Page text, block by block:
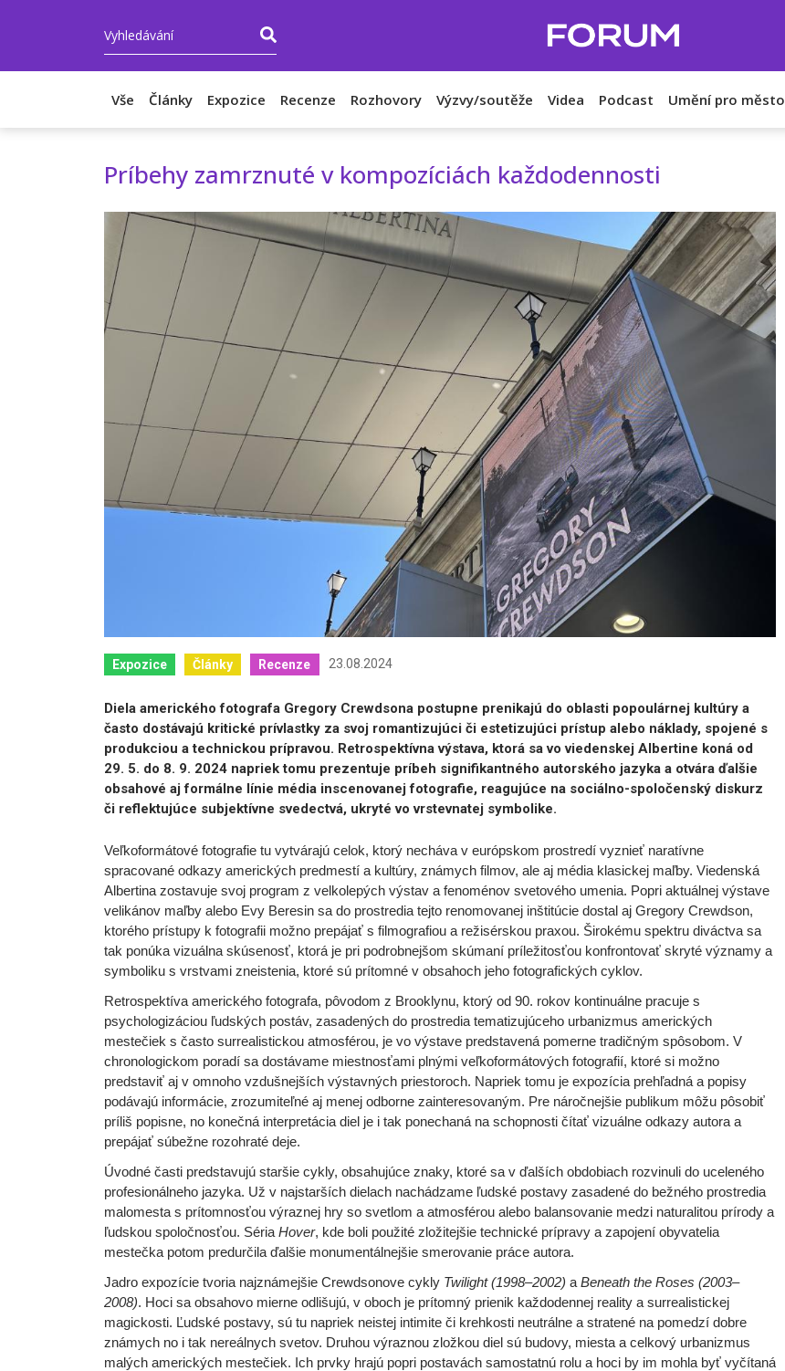
Vše Články Expozice Recenze Rozhovory Výzvy/soutěže Videa Podcast Umění pro město
Príbehy zamrznuté v kompozíciách každodennosti
Expozice Články Recenze 23.08.2024
Diela amerického fotografa Gregory Crewdsona postupne prenikajú do oblasti popoulárnej kultúry a
často dostávajú kritické prívlastky za svoj romantizujúci či estetizujúci prístup alebo náklady, spojené s
produkciou a technickou prípravou. Retrospektívna výstava, ktorá sa vo viedenskej Albertine koná od
29. 5. do 8. 9. 2024 napriek tomu prezentuje príbeh signifikantného autorského jazyka a otvára ďalšie
obsahové aj formálne línie média inscenovanej fotografie, reagujúce na sociálno-spoločenský diskurz
či reflektujúce subjektívne svedectvá, ukryté vo vrstevnatej symbolike.
Veľkoformátové fotografie tu vytvárajú celok, ktorý necháva v európskom prostredí vyznieť naratívne
spracované odkazy amerických predmestí a kultúry, známych filmov, ale aj média klasickej maľby. Viedenská
Albertina zostavuje svoj program z velkolepých výstav a fenoménov svetového umenia. Popri aktuálnej výstave
velikánov maľby alebo Evy Beresin sa do prostredia tejto renomovanej inštitúcie dostal aj Gregory Crewdson,
ktorého prístupy k fotografii možno prepájať s filmografiou a režisérskou praxou. Širokému spektru diváctva sa
tak ponúka vizuálna skúsenosť, ktorá je pri podrobnejšom skúmaní príležitosťou konfrontovať skryté významy a
symboliku s vrstvami zneistenia, ktoré sú prítomné v obsahoch jeho fotografických cyklov.
Retrospektíva amerického fotografa, pôvodom z Brooklynu, ktorý od 90. rokov kontinuálne pracuje s
psychologizáciou ľudských postáv, zasadených do prostredia tematizujúceho urbanizmus amerických
mestečiek s často surrealistickou atmosférou, je vo výstave predstavená pomerne tradičným spôsobom. V
chronologickom poradí sa dostávame miestnosťami plnými veľkoformátových fotografií, ktoré si možno
predstaviť aj v omnoho vzdušnejších výstavných priestoroch. Napriek tomu je expozícia prehľadná a popisy
podávajú informácie, zrozumiteľné aj menej odborne zainteresovaným. Pre náročnejšie publikum môžu pôsobiť
príliš popisne, no konečná interpretácia diel je i tak ponechaná na schopnosti čítať vizuálne odkazy autora a
prepájať súbežne rozohraté deje.
Úvodné časti predstavujú staršie cykly, obsahujúce znaky, ktoré sa v ďalších obdobiach rozvinuli do uceleného
profesionálneho jazyka. Už v najstarších dielach nachádzame ľudské postavy zasadené do bežného prostredia
malomesta s prítomnosťou výraznej hry so svetlom a atmosférou alebo balansovanie medzi naturalitou prírody a
ľudskou spoločnosťou. Séria Hover, kde boli použité zložitejšie technické prípravy a zapojení obyvatelia
mestečka potom predurčila ďalšie monumentálnejšie smerovanie práce autora.
Jadro expozície tvoria najznámejšie Crewdsonove cykly Twilight (1998–2002) a Beneath the Roses (2003‒
2008). Hoci sa obsahovo mierne odlišujú, v oboch je prítomný prienik každodennej reality a surrealistickej
magickosti. Ľudské postavy, sú tu napriek neistej intimite či krehkosti neutrálne a stratené na pomedzí dobre
známych no i tak nereálnych svetov. Druhou výraznou zložkou diel sú budovy, miesta a celkový urbanizmus
malých amerických mestečiek. Ich prvky hrajú popri postavách samostatnú rolu a hoci by im mohla byť vyčítaná